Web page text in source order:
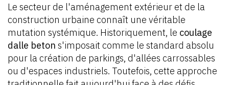
Le secteur de l'aménagement extérieur et de la
construction urbaine connaît une véritable
mutation systémique. Historiquement, le coulage
dalle beton s'imposait comme le standard absolu
pour la création de parkings, d'allées carrossables
ou d'espaces industriels. Toutefois, cette approche